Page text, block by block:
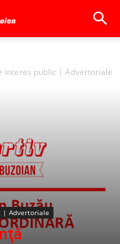
interes public | Advertoriale
| Advertoriale